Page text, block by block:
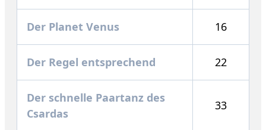
Der Planet Venus 16
Der Regel entsprechend 22
Der schnelle Paartanz des
Csardas
33